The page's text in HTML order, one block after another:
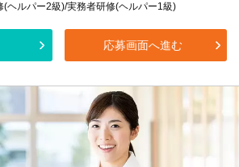
(ヘルパー2級)/実務者研修(ヘルパー1級)
応募画面へ進む